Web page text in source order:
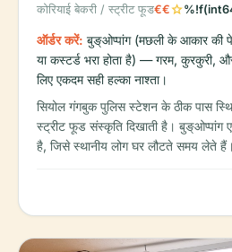
कोरियाई बेकरी / स्ट्रीट फूड€€star
ऑर्डर करें: बुङ्ओप्पांग (मछली के आकार की
या कस्टर्ड भरा होता है) — गरम, कुरकुरी,
लिए एकदम सही हल्का नाश्ता।
सियोल गंगबुक पुलिस स्टेशन के ठीक पास
स्ट्रीट फूड संस्कृति दिखाती है। बुङ्ओप्पांग
है, जिसे स्थानीय लोग घर लौटते समय लेते हैं।